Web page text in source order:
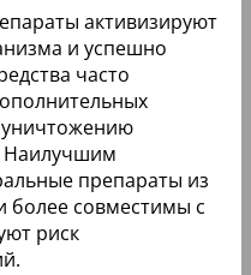
активизируют
и успешно
часто
Наилучшим
препараты из
более совместимы с
риск